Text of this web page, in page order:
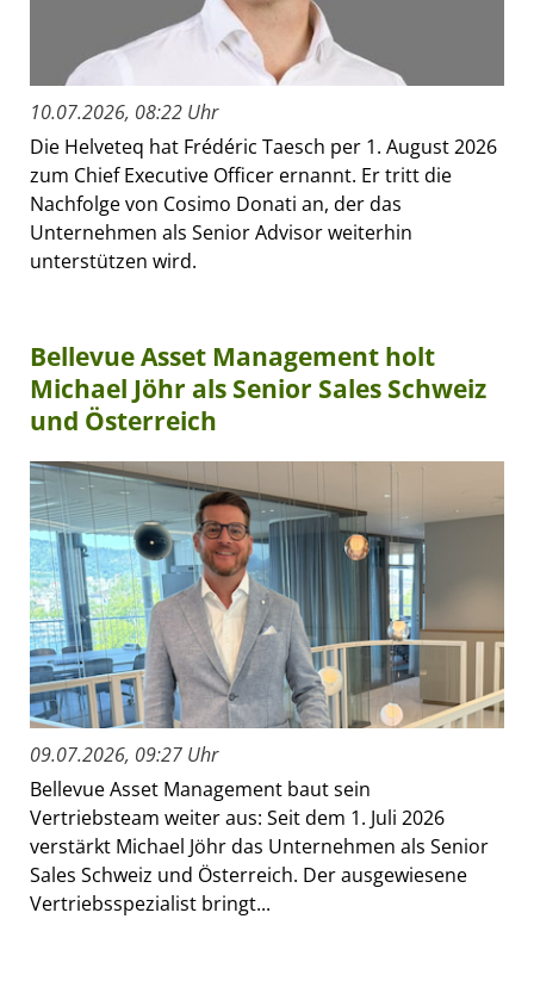
10.07.2026, 08:22 Uhr
Die Helveteq hat Frédéric Taesch per 1. August 2026
zum Chief Executive Officer ernannt. Er tritt die
Nachfolge von Cosimo Donati an, der das
Unternehmen als Senior Advisor weiterhin
unterstützen wird.
Bellevue Asset Management holt
Michael Jöhr als Senior Sales Schweiz
und Österreich
09.07.2026, 09:27 Uhr
Bellevue Asset Management baut sein
Vertriebsteam weiter aus: Seit dem 1. Juli 2026
verstärkt Michael Jöhr das Unternehmen als Senior
Sales Schweiz und Österreich. Der ausgewiesene
Vertriebsspezialist bringt...